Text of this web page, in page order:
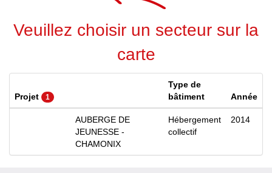
Veuillez choisir un secteur sur la
carte
Projet 1
Type de
bâtiment
Année
AUBERGE DE
JEUNESSE -
CHAMONIX
Hébergement
collectif
2014